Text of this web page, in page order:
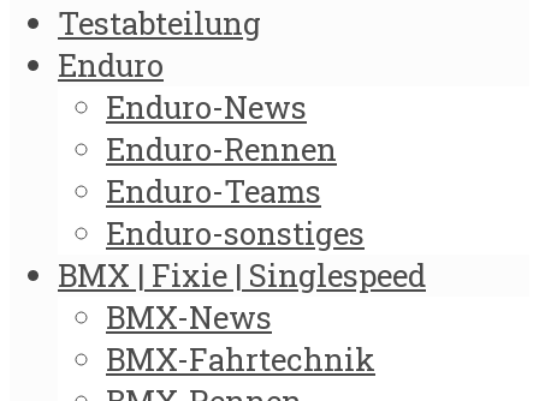
Testabteilung
Enduro
Enduro-News
Enduro-Rennen
Enduro-Teams
Enduro-sonstiges
BMX | Fixie | Singlespeed
BMX-News
BMX-Fahrtechnik